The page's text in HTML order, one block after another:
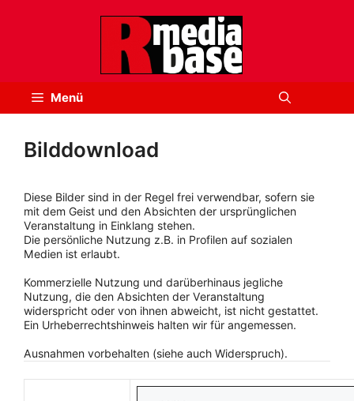
Menü
Bilddownload
Diese Bilder sind in der Regel frei verwendbar, sofern sie
mit dem Geist und den Absichten der ursprünglichen
Veranstaltung in Einklang stehen.
Die persönliche Nutzung z.B. in Profilen auf sozialen
Medien ist erlaubt.
Kommerzielle Nutzung und darüberhinaus jegliche
Nutzung, die den Absichten der Veranstaltung
widerspricht oder von ihnen abweicht, ist nicht gestattet.
Ein Urheberrechtshinweis halten wir für angemessen.
Ausnahmen vorbehalten (siehe auch Widerspruch).